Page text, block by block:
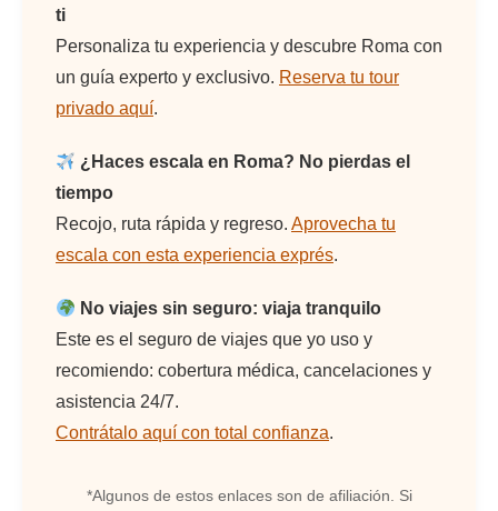
ti
Personaliza tu experiencia y descubre Roma con
un guía experto y exclusivo. Reserva tu tour
privado aquí.
¿Haces escala en Roma? No pierdas el
tiempo
Recojo, ruta rápida y regreso. Aprovecha tu
escala con esta experiencia exprés.
No viajes sin seguro: viaja tranquilo
Este es el seguro de viajes que yo uso y
recomiendo: cobertura médica, cancelaciones y
asistencia 24/7.
Contrátalo aquí con total confianza.
*Algunos de estos enlaces son de afiliación. Si